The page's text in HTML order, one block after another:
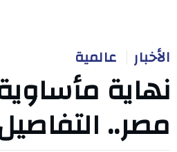
الأخبار عالمية
نهاية
مصر..